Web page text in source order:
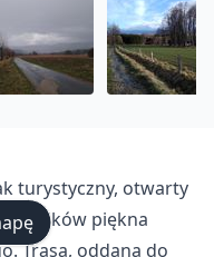
turystyczny, otwarty
piękna
Trasa, oddana do